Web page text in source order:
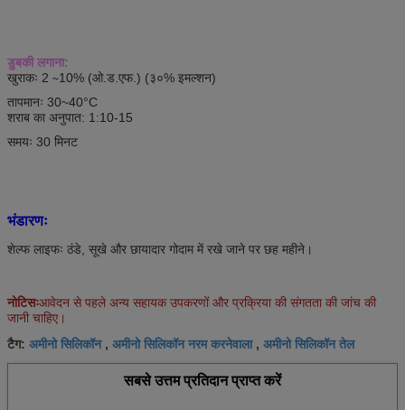
डुबकी लगाना:
खुराकः 2 ∼10% (ओ.ड.एफ.) (३०% इमल्शन)
तापमानः 30~40°C
शराब का अनुपात: 1:10-15
समयः 30 मिनट
भंडारणः
शेल्फ लाइफः ठंडे, सूखे और छायादार गोदाम में रखे जाने पर छह महीने।
नोटिसःआवेदन से पहले अन्य सहायक उपकरणों और प्रक्रिया की संगतता की जांच की
जानी चाहिए।
टैग: अमीनो सिलिकॉन, अमीनो सिलिकॉन नरम करनेवाला, अमीनो सिलिकॉन तेल
सबसे उत्तम प्रतिदान प्राप्त करें